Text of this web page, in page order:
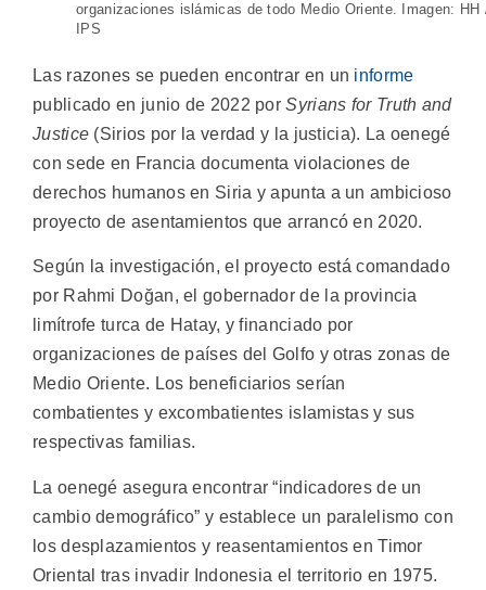
organizaciones islámicas de todo Medio Oriente. Imagen: HH
IPS
Las razones se pueden encontrar en un informe
publicado en junio de 2022 porSyrians for Truth and
Justice (Sirios por la verdad y la justicia). La oenegé
con sede en Francia documenta violaciones de
derechos humanos en Siria y apunta a un ambicioso
proyecto de asentamientos que arrancó en 2020.
Según la investigación, el proyecto está comandado
por Rahmi Doğan, el gobernador de la provincia
limítrofe turca de Hatay, y financiado por
organizaciones de países del Golfo y otras zonas de
Medio Oriente. Los beneficiarios serían
combatientes y excombatientes islamistas y sus
respectivas familias.
La oenegé asegura encontrar “indicadores de un
cambio demográfico” y establece un paralelismo con
los desplazamientos y reasentamientos en Timor
Oriental tras invadir Indonesia el territorio en 1975.